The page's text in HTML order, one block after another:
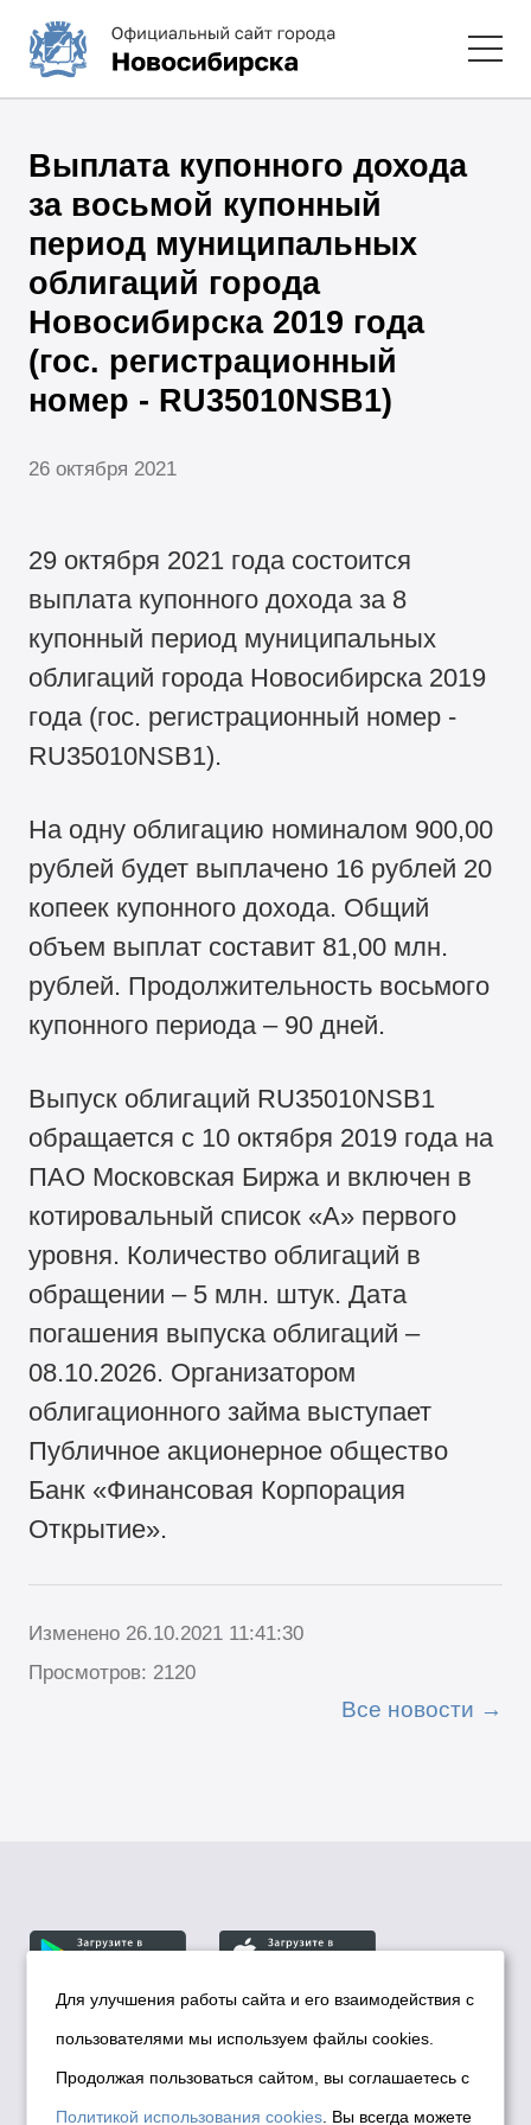
Выплата купонного дохода
за восьмой купонный
период муниципальных
облигаций города
Новосибирска 2019 года
(гос. регистрационный
номер - RU35010NSB1)
26 октября 2021
29 октября 2021 года состоится
выплата купонного дохода за 8
купонный период муниципальных
облигаций города Новосибирска 2019
года (гос. регистрационный номер -
RU35010NSB1).
На одну облигацию номиналом 900,00
рублей будет выплачено 16 рублей 20
копеек купонного дохода. Общий
объем выплат составит 81,00 млн.
рублей. Продолжительность восьмого
купонного периода – 90 дней.
Выпуск облигаций RU35010NSB1
обращается с 10 октября 2019 года на
ПАО Московская Биржа и включен в
котировальный список «А» первого
уровня. Количество облигаций в
обращении – 5 млн. штук. Дата
погашения выпуска облигаций –
08.10.2026. Организатором
облигационного займа выступает
Публичное акционерное общество
Банк «Финансовая Корпорация
Открытие».
Изменено 26.10.2021 11:41:30
Просмотров: 2120
Все новости
© Департамент информационной политики мэрии
города Новосибирска, 2026
Политика использования Cookies
Для улучшения работы сайта и его взаимодействия с
пользователями мы используем файлы cookies.
Продолжая пользоваться сайтом, вы соглашаетесь с
Политикой использования cookies . Вы всегда можете